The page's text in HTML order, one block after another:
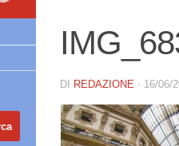
DI REDAZIONE · 16/06/